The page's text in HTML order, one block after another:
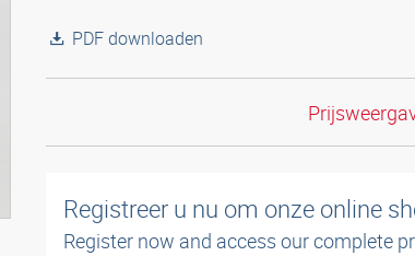
PDF downloaden
Registreer u nu om onze online
Register now and access our complete